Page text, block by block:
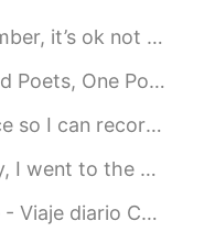
2020.07.06 00:56
2020.07.06 00:50
to pretend that our lives are ...
人一首) by Fujiwara no Teika. Transl...
with my microphone. I hope th...
after many months. Then we ...
- enorme Greenhouse - Inverna...